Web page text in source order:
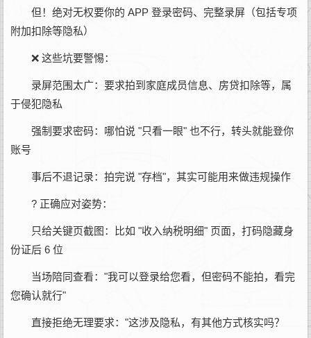
但！绝对无权要你的 APP 登录密码、完整录屏（包括专项
附加扣除等隐私）
❌ 这些坑要警惕：
录屏范围太广：要求拍到家庭成员信息、房贷扣除等，属
于侵犯隐私
强制要求密码：哪怕说 "只看一眼" 也不行，转头就能登你
账号
事后不退记录：拍完说 "存档"，其实可能用来做违规操作
? 正确应对姿势：
只给关键页截图：比如 "收入纳税明细" 页面，打码隐藏身
份证后 6 位
当场陪同查看："我可以登录给您看，但密码不能拍，看完
您确认就行"
直接拒绝无理要求："这涉及隐私，有其他方式核实吗？